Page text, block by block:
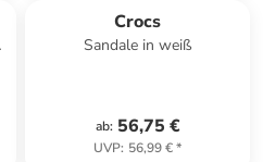
Crocs
Sandale in weiß
ab: 56,75 €
UVP: 56,99 €*